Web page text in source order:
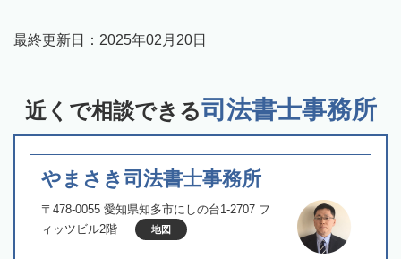
最終更新日： 2025年02月20日
近くで相談できる司法書士事務所
やまさき司法書士事務所
〒478-0055 愛知県知多市にしの台1-2707 フ
ィッツビル2階
地図